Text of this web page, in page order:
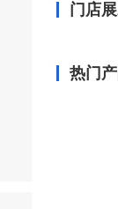
门店
热门